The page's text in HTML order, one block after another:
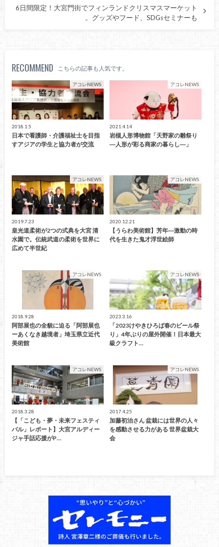
6日間限定！大宮門街でフィンランドクリスマスマーケット
。グッズやフード、SDGsセミナーも
RECOMMEND こちらの記事も人気です。
アコレNEWS
2018.1.5
日本で看護師・介護福祉士を目指
すアジアの学生と協力者が交流
アコレNEWS
2021.4.14
岩槻人形博物館「天野家の雛祭り
―人形が彩る商家の暮らし―」
アコレNEWS
2019.7.23
皇光道柔術が2つの式典を大宮 清
水園で。伝統武道の柔術を世界に
広めて半世紀
アコレNEWS
2020.12.21
【うらわ美術館】芳年―激動の時
代を生きた鬼才浮世絵師
アコレNEWS
2018.9.28
阿部展也の全貌に迫る「阿部展也
ーあくなき越境者」埼玉県立近代
美術館
アコレNEWS
2023.3.16
「2023けやきひろば春のビール祭
り」4年ぶりの屋外開催！日本最大
級クラフト…
アコレNEWS
2018.3.28
【「こども・夢・未来フェスティ
バル」レポート】大宮アルディー
ジャ手話応援がP…
アコレNEWS
2017.4.25
加藤初治さん 盆栽には世界の人々
を感動させる力がある 世界盆栽大
会